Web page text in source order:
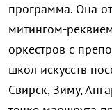
программа. Она
митингом-
оркестров с
школ искусств
Свирск, Зиму,